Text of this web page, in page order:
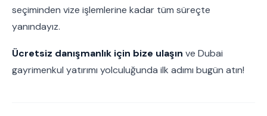
seçiminden vize işlemlerine kadar tüm süreçte
yanındayız.
Ücretsiz danışmanlık için bize ulaşın ve Dubai
gayrimenkul yatırımı yolculuğunda ilk adımı bugün atın!